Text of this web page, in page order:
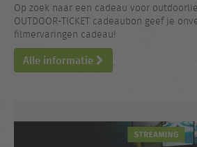
Op zoek naar een cadeau voor
OUTDOOR-TICKET cadeaubon geef je
filmervaringen cadeau!
Alle informatie